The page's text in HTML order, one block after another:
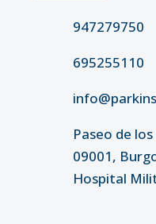
947279750
695255110
Paseo de
09001,
Hospital